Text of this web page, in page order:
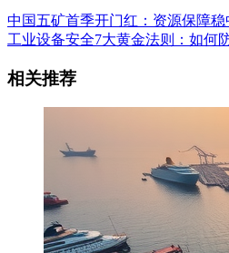
中国五矿首季开门红：资源保障
工业设备安全7大黄金法则：如何
相关推荐